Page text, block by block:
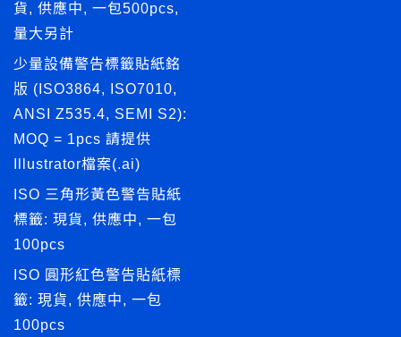
貨, 供應中, 一包500pcs,
量大另計
少量設備警告標籤貼紙銘
版 (ISO3864, ISO7010,
ANSI Z535.4, SEMI S2):
MOQ = 1pcs 請提供
Illustrator檔案(.ai)
ISO 三角形黃色警告貼紙
標籤: 現貨, 供應中, 一包
100pcs
ISO 圓形紅色警告貼紙標
籤: 現貨, 供應中, 一包
100pcs